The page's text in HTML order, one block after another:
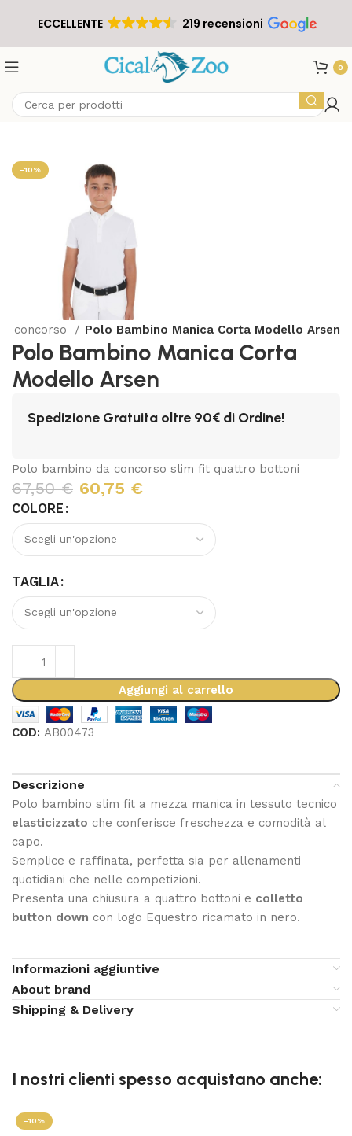
ECCELLENTE 219 recensioni
0
-10%
concorso Polo Bambino Manica Corta Modello Arsen
Polo Bambino Manica Corta
Modello Arsen
Spedizione Gratuita oltre 90€ di Ordine!
Polo bambino da concorso slim fit quattro bottoni
67,50€ 60,75 €
COLORE
TAGLIA
Aggiungi al carrello
COD:AB00473
Descrizione
Polo bambino slim fit a mezza manica in tessuto tecnico
elasticizzato che conferisce freschezza e comodità al
capo.
Semplice e raffinata, perfetta sia per allenamenti
quotidiani che nelle competizioni.
Presenta una chiusura a quattro bottoni e colletto
button down con logo Equestro ricamato in nero.
Informazioni aggiuntive
About brand
Shipping & Delivery
I nostri clienti spesso acquistano anche:
-10%